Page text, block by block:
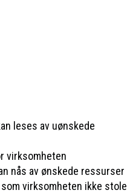
leses av uønskede
virksomheten
nås av ønskede ressurser
virksomheten ikke